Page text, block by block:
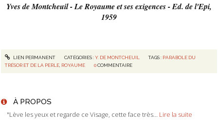
À PROPOS
"Lève les yeux et regarde ce Visage, cette face très... Lire la suite
Yves de Montcheuil - Le Royaume et ses exigences - Ed. de l'Epi,
1959
LIEN PERMANENT CATÉGORIES :Y. DE MONTCHEUIL TAGS : PARABOLE DU
TRÉSOR ET DE LA PERLE ROYAUME 0 COMMENTAIRE